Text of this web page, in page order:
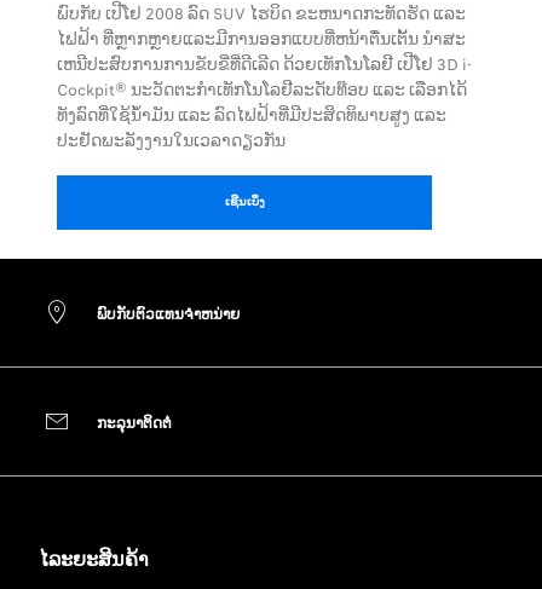
ພົບກັບ ເປີໂຢ 2008 ລົດ SUV ໄຮບິດ ຂະຫນາດກະທັດຮັດ ແລະ
ໄຟຟ້າ ທີ່ຫຼາກຫຼາຍແລະມີການອອກແບບທີ່ຫນ້າຕື່ນເຕັ້ນ ນໍາສະ
ເຫນີປະສົບການການຂັບຂີ່ທີ່ດີເລີດ ດ້ວຍເທັກໂນໂລຢີ ເປີໂຢ 3D i-
Cockpit® ນະວັດຕະກໍາເທັກໂນໂລຢີລະດັບທ໊ອບ ແລະ ເລືອກໄດ້
ທັງລົດທີ່ໃຊ້ນໍ້າມັນ ແລະ ລົດໄຟຟ້າທີ່ມີປະສິດທິພາບສູງ ແລະ
ປະຢັດພະລັງງານໃນເວລາດຽວກັນ
ເຊີນເບິ່ງ
ພົບ​ກັບ​ຕົວ​ແທນ​ຈຳ​ຫ​ນ່າຍ
​ກະ​ລຸ​ນາ​ຕິດ​ຕໍ່​
ໄລະຍະສິນຄ້າ